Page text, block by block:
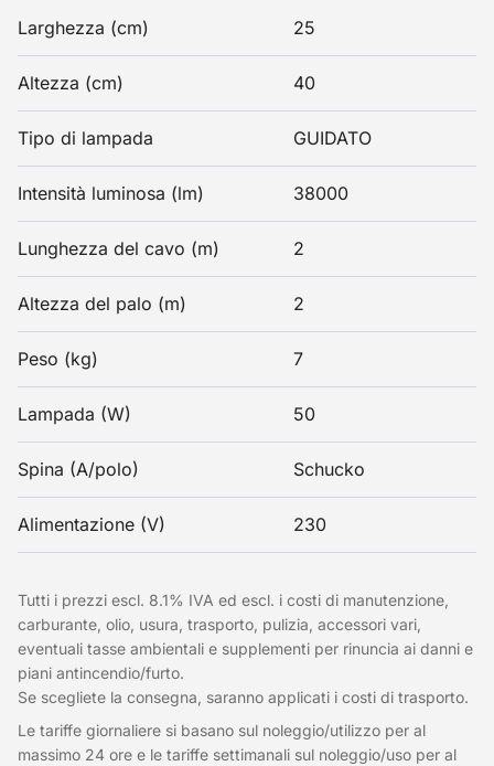
Larghezza (cm) 25
Altezza (cm) 40
Tipo di lampada GUIDATO
Intensità luminosa (lm) 38000
Lunghezza del cavo (m) 2
Altezza del palo (m) 2
Peso (kg) 7
Lampada (W) 50
Spina (A/polo) Schucko
Alimentazione (V) 230
Tutti i prezzi escl. 8.1% IVA ed escl. i costi di manutenzione,
carburante, olio, usura, trasporto, pulizia, accessori vari,
eventuali tasse ambientali e supplementi per rinuncia ai danni e
piani antincendio/furto.
Se scegliete la consegna, saranno applicati i costi di trasporto.
Le tariffe giornaliere si basano sul noleggio/utilizzo per al
massimo 24 ore e le tariffe settimanali sul noleggio/uso per al